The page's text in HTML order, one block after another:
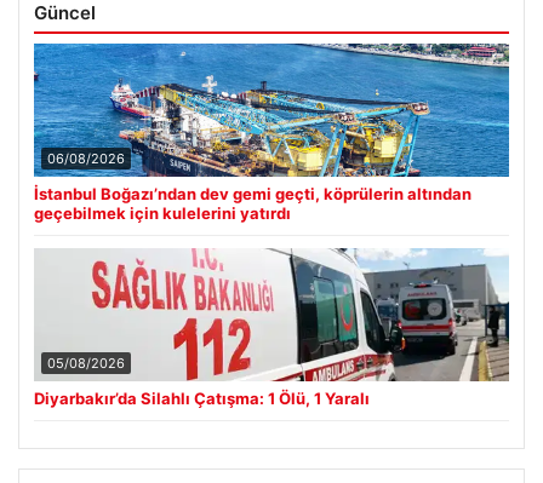
Güncel
06/08/2026
İstanbul Boğazı’ndan dev gemi geçti, köprülerin altından
geçebilmek için kulelerini yatırdı
05/08/2026
Diyarbakır’da Silahlı Çatışma: 1 Ölü, 1 Yaralı